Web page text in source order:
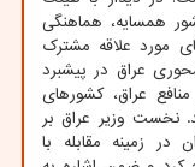
همسایه، هماهنگی
مورد علاقه مشترک
عراق در پیشبرد
عراق، کشورهای
نخست وزیر عراق بر
در زمینه مقابله با